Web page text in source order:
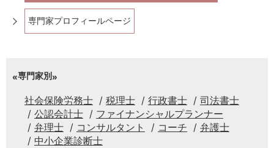
専門家プロフィールページ
専門家別
社会保険労務士 税理士 行政書士
司法書士
公認会計士
ファイナンシャルプランナー
弁理士
コンサルタント コーチ
弁護士
中小企業診断士